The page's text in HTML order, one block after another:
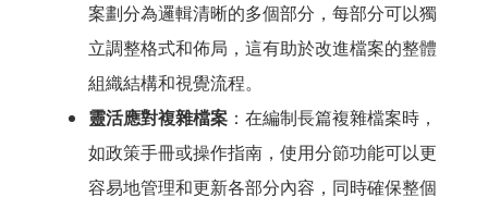
案劃分為邏輯清晰的多個部分，每部分可以獨
立調整格式和佈局，這有助於改進檔案的整體
組織結構和視覺流程。
靈活應對複雜檔案：在編制長篇複雜檔案時，
如政策手冊或操作指南，使用分節功能可以更
容易地管理和更新各部分內容，同時確保整個